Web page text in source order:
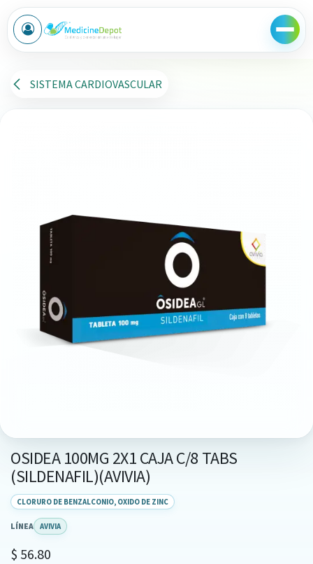
Ir al contenido
SISTEMA CARDIOVASCULAR
OSIDEA 100MG 2X1 CAJA C/8 TABS
(SILDENAFIL)(AVIVIA)
CLORURO DE BENZALCONIO, OXIDO DE ZINC
LÍNEA AVIVIA
$ 56.80